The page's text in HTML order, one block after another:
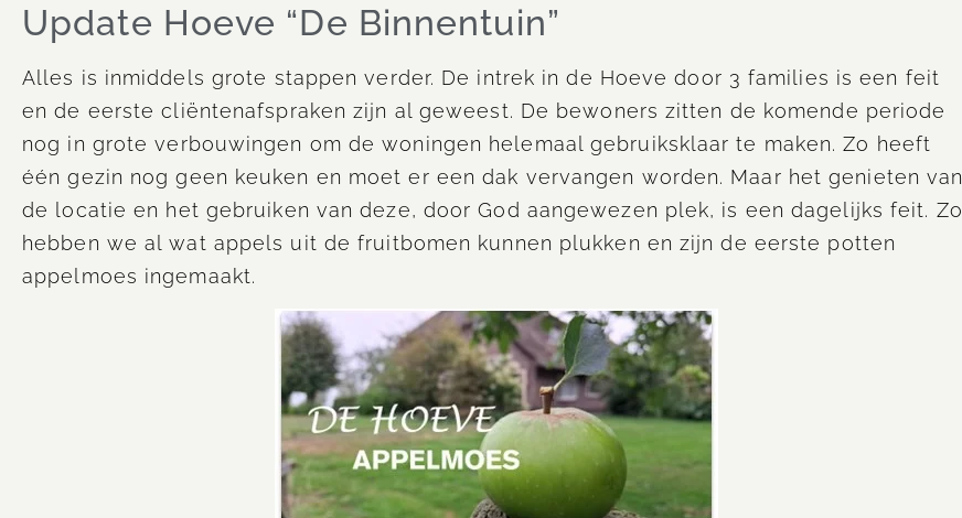
Update Hoeve “De Binnentuin”
Alles is inmiddels grote stappen verder. De intrek in de Hoeve door 3 families is een feit
en de eerste cliëntenafspraken zijn al geweest. De bewoners zitten de komende periode
nog in grote verbouwingen om de woningen helemaal gebruiksklaar te maken. Zo heeft
één gezin nog geen keuken en moet er een dak vervangen worden. Maar het genieten van
de locatie en het gebruiken van deze, door God aangewezen plek, is een dagelijks feit. Zo
hebben we al wat appels uit de fruitbomen kunnen plukken en zijn de eerste potten
appelmoes ingemaakt.